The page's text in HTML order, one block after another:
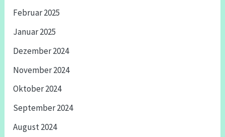
Februar 2025
Januar 2025
Dezember 2024
November 2024
Oktober 2024
September 2024
August 2024